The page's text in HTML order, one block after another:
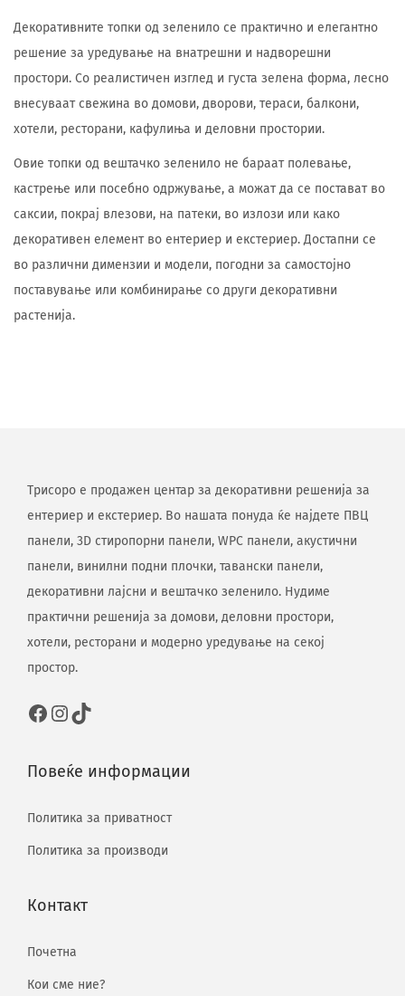
Декоративните топки од зеленило се практично и елегантно
решение за уредување на внатрешни и надворешни
простори. Со реалистичен изглед и густа зелена форма, лесно
внесуваат свежина во домови, дворови, тераси, балкони,
хотели, ресторани, кафулиња и деловни простории.
Овие топки од вештачко зеленило не бараат полевање,
кастрење или посебно одржување, а можат да се постават во
саксии, покрај влезови, на патеки, во излози или како
декоративен елемент во ентериер и екстериер. Достапни се
во различни димензии и модели, погодни за самостојно
поставување или комбинирање со други декоративни
растенија.
Трисоро е продажен центар за декоративни решенија за
ентериер и екстериер. Во нашата понуда ќе најдете ПВЦ
панели, 3D стиропорни панели, WPC панели, акустични
панели, винилни подни плочки, тавански панели,
декоративни лајсни и вештачко зеленило. Нудиме
практични решенија за домови, деловни простори,
хотели, ресторани и модерно уредување на секој
простор.
Повеќе информации
Политика за приватност
Политика за производи
Контакт
Почетна
Кои сме ние?